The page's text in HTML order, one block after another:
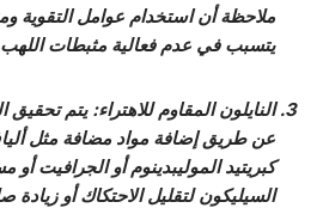
ملاحظة أن استخدام عوامل التقوية
يتسبب في عدم فعالية مثبطات
النايلون المقاوم للاهتراء: يتم تحقيق
عن طريق إضافة مواد مضافة مثل
السيليكون لتقليل الاحتكاك أو زيادة